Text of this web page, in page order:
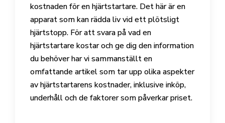
kostnaden för en hjärtstartare. Det här är en
apparat som kan rädda liv vid ett plötsligt
hjärtstopp. För att svara på vad en
hjärtstartare kostar och ge dig den information
du behöver har vi sammanställt en
omfattande artikel som tar upp olika aspekter
av hjärtstartarens kostnader, inklusive inköp,
underhåll och de faktorer som påverkar priset.